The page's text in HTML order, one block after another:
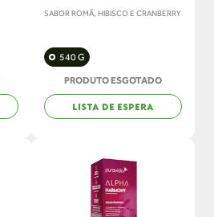
SABOR ROMÃ, HIBISCO E CRANBERRY
540 G
PRODUTO ESGOTADO
LISTA DE ESPERA